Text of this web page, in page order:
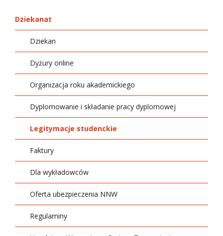
Dziekanat
Dziekan
Dyżury online
Organizacja roku akademickiego
Dyplomowanie i składanie pracy dyplomowej
Legitymacje studenckie
Faktury
Dla wykładowców
Oferta ubezpieczenia NNW
Regulaminy